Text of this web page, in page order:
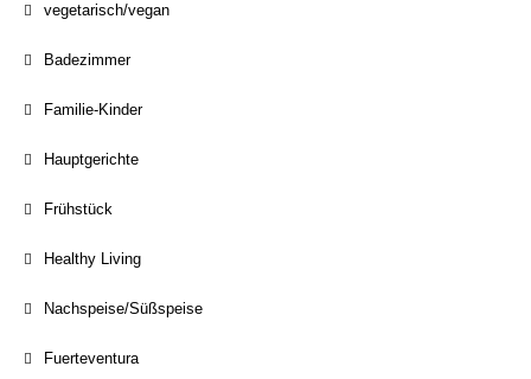
vegetarisch/vegan
Badezimmer
Familie-Kinder
Hauptgerichte
Frühstück
Healthy Living
Nachspeise/Süßspeise
Fuerteventura